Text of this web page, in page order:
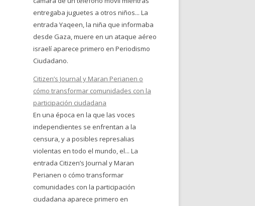
entregaba juguetes a otros niños... La
entrada Yaqeen, la niña que informaba
desde Gaza, muere en un ataque aéreo
israelí aparece primero en Periodismo
Ciudadano.
Citizen’s Journal y Maran Perianen o
cómo transformar comunidades con la
participación ciudadana
En una época en la que las voces
independientes se enfrentan a la
censura, y a posibles represalias
violentas en todo el mundo, el... La
entrada Citizen’s Journal y Maran
Perianen o cómo transformar
comunidades con la participación
ciudadana aparece primero en